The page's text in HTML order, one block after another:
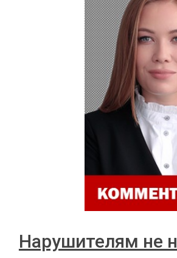
Нарушителям не